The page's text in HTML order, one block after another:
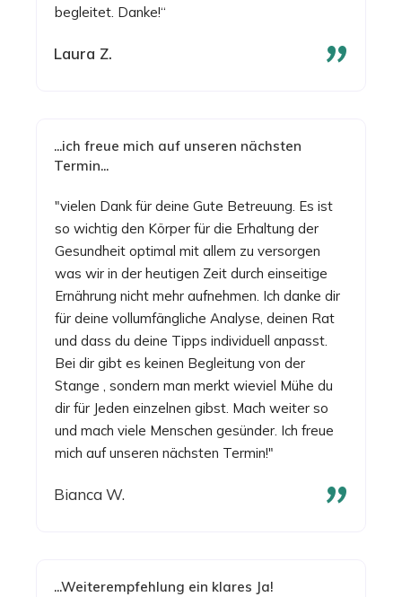
begleitet. Danke!“
Laura Z. "
...ich freue mich auf unseren nächsten
Termin...
"vielen Dank für deine Gute Betreuung. Es ist
so wichtig den Körper für die Erhaltung der
Gesundheit optimal mit allem zu versorgen
was wir in der heutigen Zeit durch einseitige
Ernährung nicht mehr aufnehmen. Ich danke dir
für deine vollumfängliche Analyse, deinen Rat
und dass du deine Tipps individuell anpasst.
Bei dir gibt es keinen Begleitung von der
Stange , sondern man merkt wieviel Mühe du
dir für Jeden einzelnen gibst. Mach weiter so
und mach viele Menschen gesünder. Ich freue
mich auf unseren nächsten Termin!"
Bianca W. "
...Weiterempfehlung ein klares Ja!